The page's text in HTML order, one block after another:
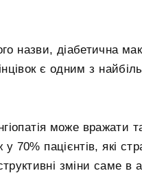
назви, діабетична
є одним з
може вражати
70% пацієнтів, які
зміни саме в